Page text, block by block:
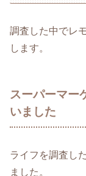
調査した中でレ
します。
スーパーマー
いました
ライフを調査し
ました。